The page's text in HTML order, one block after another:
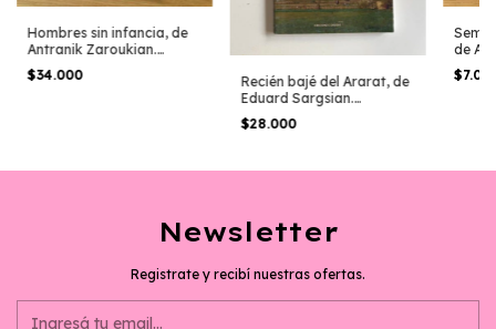
Hombres sin infancia, de
Antranik Zaroukian.
Traductor: Berg Adjemian
$34.000
Recién bajé del Ararat, de
Eduard Sargsian.
Traducción de Rosita
Youssefian
$28.000
de
Newsletter
Registrate y recibí nuestras ofertas.